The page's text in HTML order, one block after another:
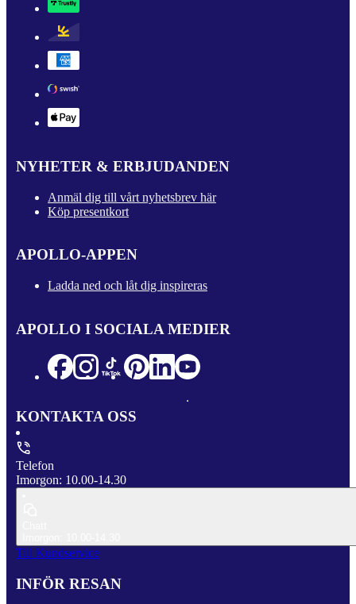
NYHETER & ERBJUDANDEN
Anmäl dig till vårt nyhetsbrev här
Köp presentkort
APOLLO-APPEN
Ladda ned och låt dig inspireras
APOLLO I SOCIALA MEDIER
KONTAKTA OSS
Telefon
Imorgon: 10.00-14.30
Till Kundservice
INFÖR RESAN